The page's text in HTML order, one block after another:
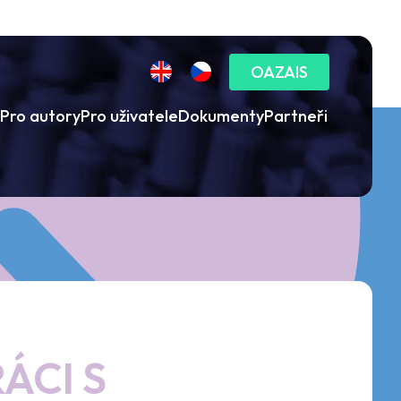
Pro autoryPro uživateleDokumentyPartneři
OAZAIS
S